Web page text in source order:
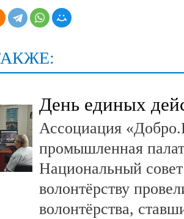
День единых
Ассоциация
промышленная
Национальный
волонтёрству
волонтёрства,